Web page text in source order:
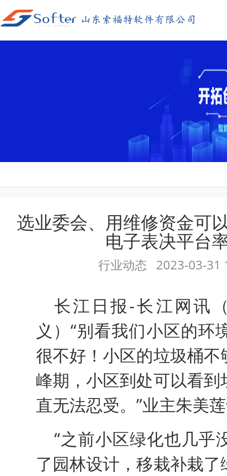
选业委会、用维修资金可
电子表决平台
行业动态 2023-03-31
长江日报-长江网讯
义） “别看我们小区的环
很不好！小区的垃圾桶
峰期，小区到处可以看
直无法忍受。”业主朱美
“之前小区绿化也几乎
了园林设计，移栽补栽